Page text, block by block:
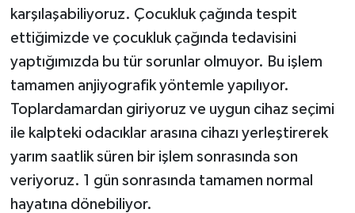
karşılaşabiliyoruz. Çocukluk çağında tespit
ettiğimizde ve çocukluk çağında tedavisini
yaptığımızda bu tür sorunlar olmuyor. Bu işlem
tamamen anjiyografik yöntemle yapılıyor.
Toplardamardan giriyoruz ve uygun cihaz seçimi
ile kalpteki odacıklar arasına cihazı yerleştirerek
yarım saatlik süren bir işlem sonrasında son
veriyoruz. 1 gün sonrasında tamamen normal
hayatına dönebiliyor.